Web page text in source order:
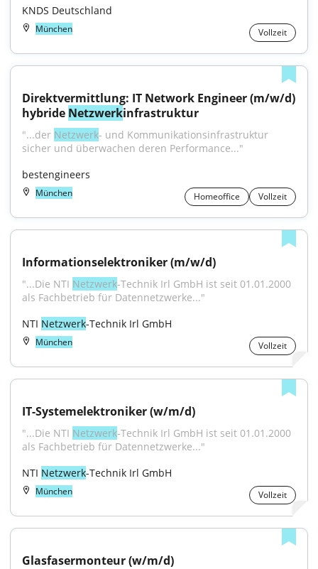
KNDS Deutschland
München Vollzeit
Direktvermittlung: IT Network Engineer (m/w/d)
hybride Netzwerkinfrastruktur
"...der Netzwerk- und Kommunikationsinfrastruktur
sicher und überwachen deren Performance..."
bestengineers
München Homeoffice Vollzeit
Informationselektroniker (m/w/d)
"...Die NTI Netzwerk-Technik Irl GmbH ist seit 01.01.2000
als Fachbetrieb für Datennetzwerke..."
NTI Netzwerk-Technik Irl GmbH
München Vollzeit
IT-Systemelektroniker (w/m/d)
"...Die NTI Netzwerk-Technik Irl GmbH ist seit 01.01.2000
als Fachbetrieb für Datennetzwerke..."
NTI Netzwerk-Technik Irl GmbH
München Vollzeit
Glasfasermonteur (w/m/d)